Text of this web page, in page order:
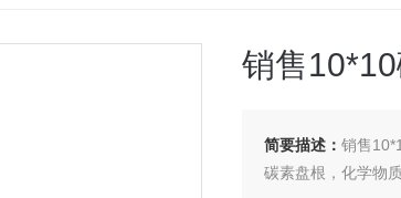
销售
简要描述： 销售
碳素盘根，化学物